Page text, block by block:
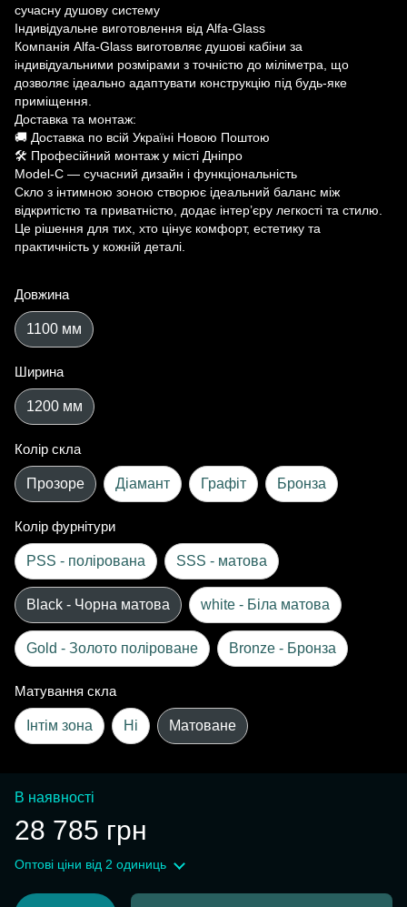
сучасну душову систему
Індивідуальне виготовлення від Alfa-Glass
Компанія Alfa-Glass виготовляє душові кабіни за
індивідуальними розмірами з точністю до міліметра, що
дозволяє ідеально адаптувати конструкцію під будь-яке
приміщення.
Доставка та монтаж:
🚚 Доставка по всій Україні Новою Поштою
🛠 Професійний монтаж у місті Дніпро
Model-C — сучасний дизайн і функціональність
Скло з інтимною зоною створює ідеальний баланс між
відкритістю та приватністю, додає інтер’єру легкості та стилю.
Це рішення для тих, хто цінує комфорт, естетику та
практичність у кожній деталі.
Довжина
1100 мм
Ширина
1200 мм
Колір скла
Прозоре Діамант Графіт Бронза
Колір фурнітури
PSS - полірована SSS - матова
Black - Чорна матова white - Біла матова
Gold - Золото поліроване Bronze - Бронза
Матування скла
Інтім зона Ні Матоване
В наявності
28 785 грн
Оптові ціни від 2 одиниць